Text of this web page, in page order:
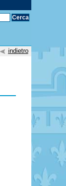
indietro